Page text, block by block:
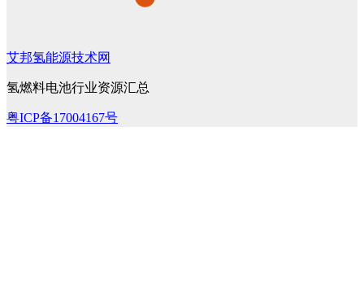
艾邦氢能源技术网
氢燃料电池行业资源汇总
粤ICP备17004167号